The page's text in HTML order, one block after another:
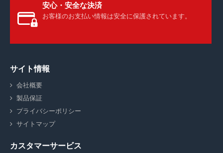
安心・安全な決済
お客様のお支払い情報は安全に保護されています。
サイト情報
会社概要
製品保証
プライバシーポリシー
サイトマップ
カスタマーサービス